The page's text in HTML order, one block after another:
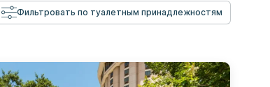
Фильтровать по туалетным принадлежностям